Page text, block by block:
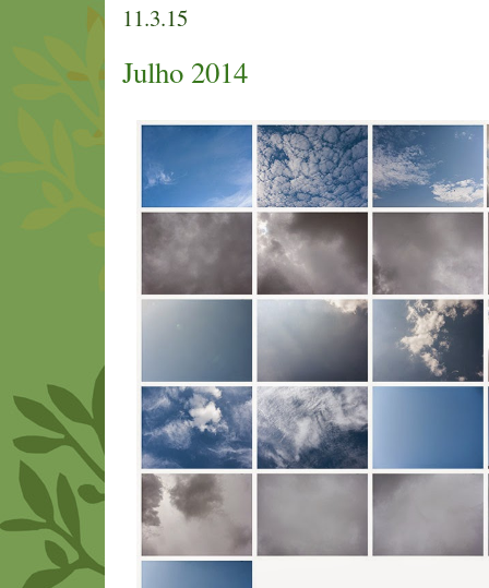
11.3.15
Julho 2014